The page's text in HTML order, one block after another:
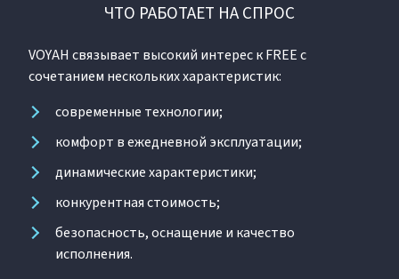
ЧТО РАБОТАЕТ НА СПРОС
VOYAH связывает высокий интерес к FREE с
сочетанием нескольких характеристик:
современные технологии;
комфорт в ежедневной эксплуатации;
динамические характеристики;
конкурентная стоимость;
безопасность, оснащение и качество
исполнения.